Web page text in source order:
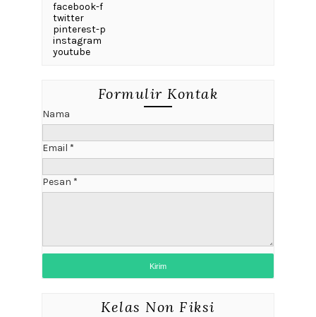
facebook-f
twitter
pinterest-p
instagram
youtube
Formulir Kontak
Nama
Email *
Pesan *
Kelas Non Fiksi